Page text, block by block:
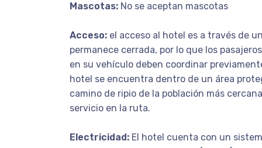
Mascotas: No se aceptan mascotas
Acceso: el acceso al hotel es a través de
permanece cerrada, por lo que los
en su vehículo deben coordinar
hotel se encuentra dentro de un área
camino de ripio de la población más
servicio en la ruta.
Electricidad: El hotel cuenta con un